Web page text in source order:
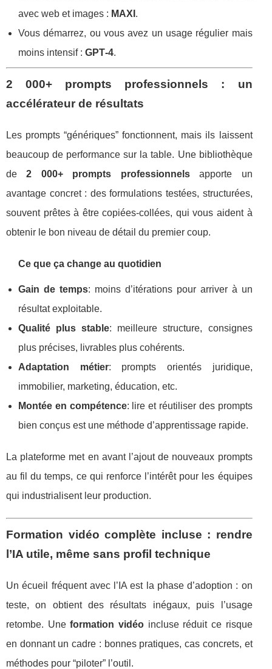
avec web et images : MAXI .
Vous démarrez, ou vous avez un usage régulier mais
moins intensif : GPT‑4.
2 000+ prompts professionnels : un
accélérateur de résultats
Les prompts “génériques” fonctionnent, mais ils laissent
beaucoup de performance sur la table. Une bibliothèque
de2 000+ prompts professionnelsapporte un
avantage concret : des formulations testées, structurées,
souvent prêtes à être copiées-collées, qui vous aident à
obtenir le bon niveau de détail du premier coup.
Ce que ça change au quotidien
Gain de temps: moins d’itérations pour arriver à un
résultat exploitable.
Qualité plus stable: meilleure structure, consignes
plus précises, livrables plus cohérents.
Adaptation métier: prompts orientés juridique,
immobilier, marketing, éducation, etc.
Montée en compétence: lire et réutiliser des prompts
bien conçus est une méthode d’apprentissage rapide.
La plateforme met en avant l’ajout de nouveaux prompts
au fil du temps, ce qui renforce l’intérêt pour les équipes
qui industrialisent leur production.
Formation vidéo complète incluse : rendre
l’IA utile, même sans profil technique
Un écueil fréquent avec l’IA est la phase d’adoption : on
teste, on obtient des résultats inégaux, puis l’usage
retombe. Uneformation vidéoincluse réduit ce risque
en donnant un cadre : bonnes pratiques, cas concrets, et
méthodes pour “piloter” l’outil.